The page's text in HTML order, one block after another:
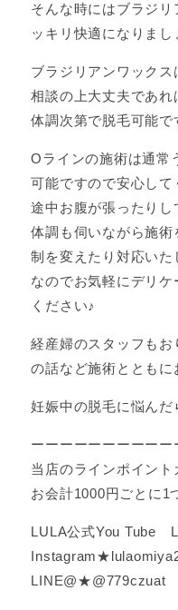
そんな時にはブラジ
ッキリ快適になりまし
ブラジリアンワック
相談の上大丈夫であ
体調次第で脱毛可能で
Oラインの施術は通常
可能ですので安心して
途中お腹が張ったり
体調も伺いながら施
制を変えたり対応いた
なのでお気軽にデリ
ください♪
経産婦のスタッフも
の話など施術ととも
妊娠中の脱毛に悩ん
ーーーーーーーーーー
当店のラインポイント
お会計1000円ごとに
LULA公式You Tube
LINE@★@779czuat